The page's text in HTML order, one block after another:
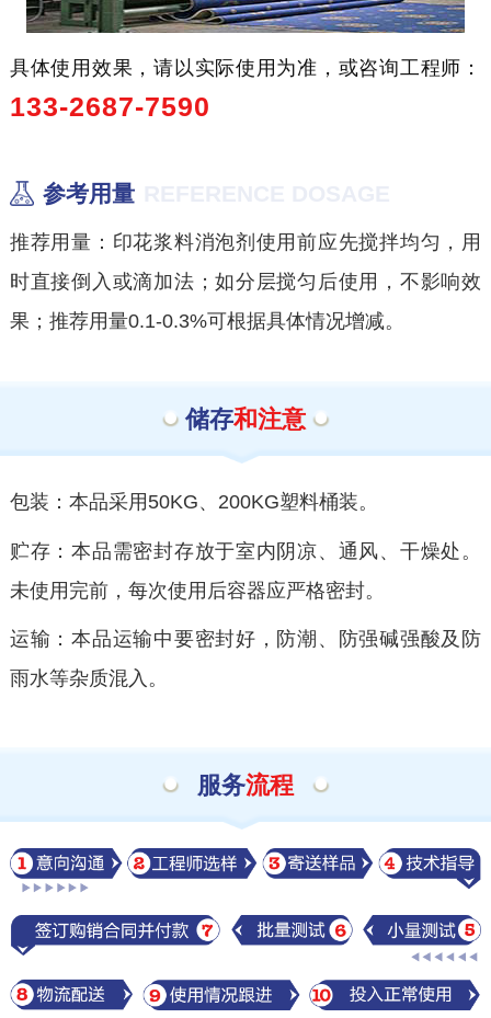
具体使用效果，请以实际使用为准，或咨询工程师：
133-2687-7590
参考用量
推荐用量：印花浆料消泡剂使用前应先搅拌均匀，用
时直接倒入或滴加法；如分层搅匀后使用，不影响效
果；推荐用量0.1-0.3%可根据具体情况增减。
储存和注意
包装：本品采用50KG、200KG塑料桶装。
贮存：本品需密封存放于室内阴凉、通风、干燥处。
未使用完前，每次使用后容器应严格密封。
运输：本品运输中要密封好，防潮、防强碱强酸及防
雨水等杂质混入。
服务流程